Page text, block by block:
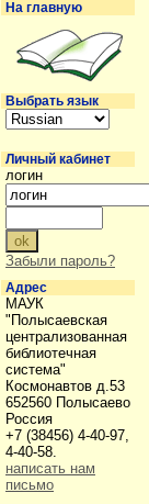
На главную
Выбрать язык
Личный кабинет
логин
Забыли пароль?
Адрес
МАУК
"Полысаевская
централизованная
библиотечная
система"
Космонавтов д.53
652560 Полысаево
Россия
+7 (38456) 4-40-97,
4-40-58.
написать нам
письмо